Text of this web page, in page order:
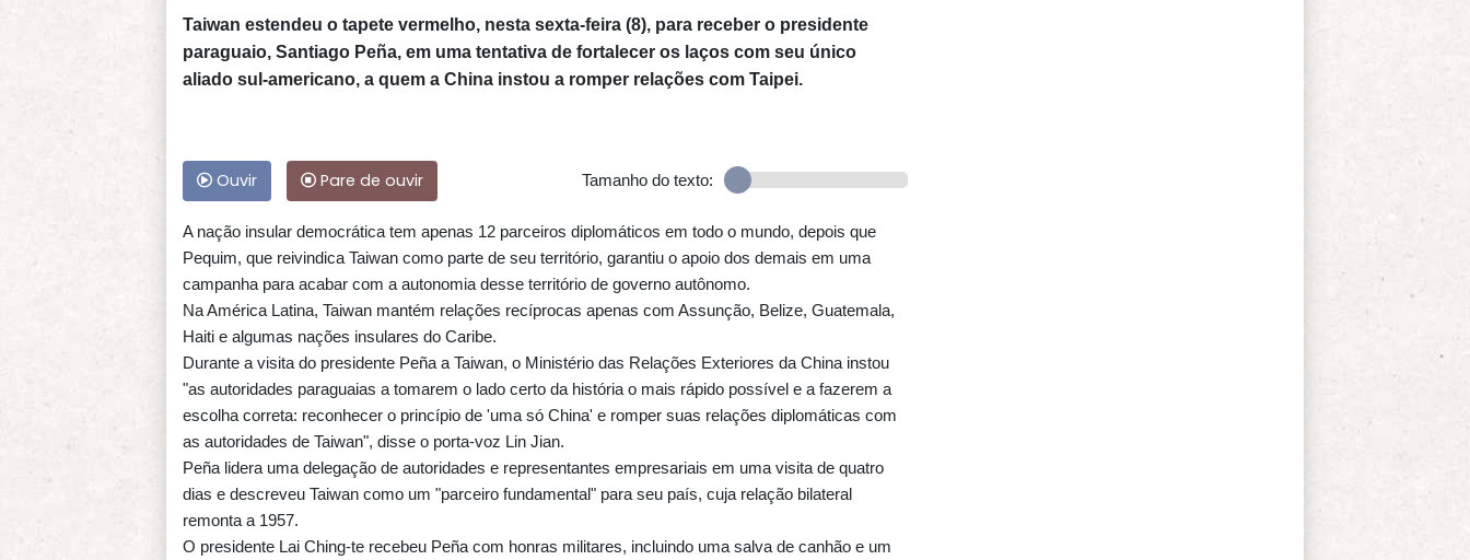
Taiwan estendeu o tapete vermelho, nesta sexta-feira (8), para receber o presidente
paraguaio, Santiago Peña, em uma tentativa de fortalecer os laços com seu único
aliado sul-americano, a quem a China instou a romper relações com Taipei.
Ouvir Pare de ouvir Tamanho do texto:
A nação insular democrática tem apenas 12 parceiros diplomáticos em todo o mundo, depois que
Pequim, que reivindica Taiwan como parte de seu território, garantiu o apoio dos demais em uma
campanha para acabar com a autonomia desse território de governo autônomo.
Na América Latina, Taiwan mantém relações recíprocas apenas com Assunção, Belize, Guatemala,
Haiti e algumas nações insulares do Caribe.
Durante a visita do presidente Peña a Taiwan, o Ministério das Relações Exteriores da China instou
"as autoridades paraguaias a tomarem o lado certo da história o mais rápido possível e a fazerem a
escolha correta: reconhecer o princípio de 'uma só China' e romper suas relações diplomáticas com
as autoridades de Taiwan", disse o porta-voz Lin Jian.
Peña lidera uma delegação de autoridades e representantes empresariais em uma visita de quatro
dias e descreveu Taiwan como um "parceiro fundamental" para seu país, cuja relação bilateral
remonta a 1957.
O presidente Lai Ching-te recebeu Peña com honras militares, incluindo uma salva de canhão e um